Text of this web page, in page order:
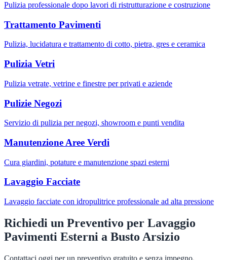
Pulizia professionale dopo lavori di ristrutturazione e costruzione
Trattamento Pavimenti
Pulizia, lucidatura e trattamento di cotto, pietra, gres e ceramica
Pulizia Vetri
Pulizia vetrate, vetrine e finestre per privati e aziende
Pulizie Negozi
Servizio di pulizia per negozi, showroom e punti vendita
Manutenzione Aree Verdi
Cura giardini, potature e manutenzione spazi esterni
Lavaggio Facciate
Lavaggio facciate con idropulitrice professionale ad alta pressione
Richiedi un Preventivo per Lavaggio
Pavimenti Esterni a Busto Arsizio
Contattaci oggi per un preventivo gratuito e senza impegno.